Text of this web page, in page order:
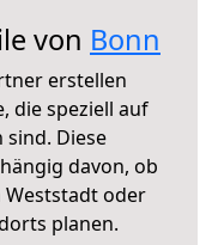
von Bonn
erstellen
die speziell auf
Diese
davon, ob
Weststadt oder
planen.